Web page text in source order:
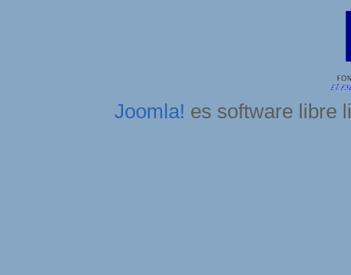
Joomla! es software libre